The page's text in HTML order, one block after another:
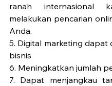
ranah internasional
melakukan pencarian
Anda.
5. Digital marketing dapat
bisnis
6. Meningkatkan jumlah
7. Dapat menjangkau